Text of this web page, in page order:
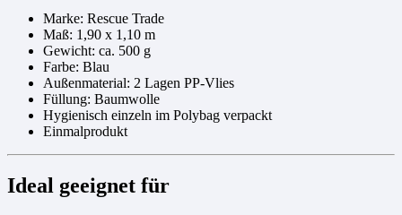
Marke: Rescue Trade
Maß: 1,90 x 1,10 m
Gewicht: ca. 500 g
Farbe: Blau
Außenmaterial: 2 Lagen PP-Vlies
Füllung: Baumwolle
Hygienisch einzeln im Polybag verpackt
Einmalprodukt
Ideal geeignet für